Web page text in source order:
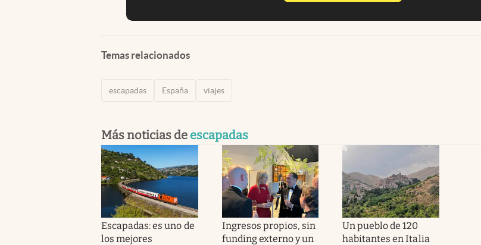
Temas relacionados
escapadas España viajes
Más noticias de escapadas
Escapadas: es uno de
los mejores
Ingresos propios, sin
funding externo y un
Un pueblo de 120
habitantes en Italia